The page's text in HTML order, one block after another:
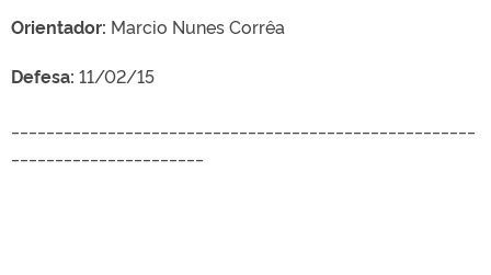
Orientador: Marcio Nunes Corrêa
Defesa: 11/02/15